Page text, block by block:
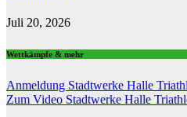
Juli 20, 2026
Wettkämpfe & mehr
Anmeldung Stadtwerke Halle
Zum Video Stadtwerke Halle